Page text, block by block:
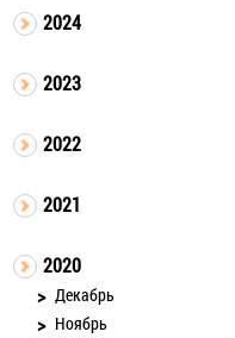
2024
2023
2022
2021
2020
Декабрь
Ноябрь